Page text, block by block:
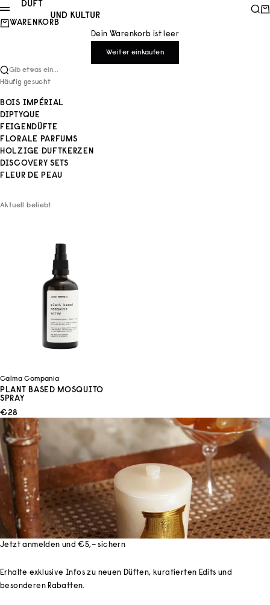
Zum Inhalt springen
Duft und Kultur
Menü
WARENKORB
Dein Warenkorb ist leer
Weiter einkaufen
Gib etwas ein...
Häufig gesucht
BOIS IMPÉRIAL
DIPTYQUE
FEIGENDÜFTE
FLORALE PARFUMS
HOLZIGE DUFTKERZEN
DISCOVERY SETS
FLEUR DE PEAU
Aktuell beliebt
Calma Compania
PLANT BASED MOSQUITO
SPRAY
ANGEBOT
€28
Jetzt anmelden und €5,– sichern
Erhalte exklusive Infos zu neuen Düften, kuratierten Edits und
besonderen Rabatten.